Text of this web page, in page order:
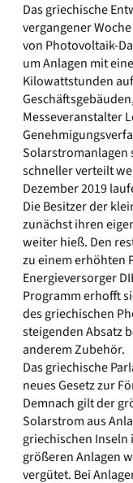
Das griechische
vergangener
von Photovoltaik-
um Anlagen mit
Kilowattstunden
Messeveranstalter
Solarstromanlagen
schneller verteilt
Dezember 2019
Die Besitzer der
zunächst ihren
weiter hieß. Den
zu einem erhöhten
Energieversorger
Programm erhofft
des griechischen
steigenden Absatz
anderem Zubehör.
Das griechische
neues Gesetz zur
Demnach gilt der
Solarstrom aus
griechischen
größeren Anlagen
vergütet. Bei